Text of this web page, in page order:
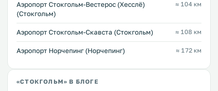
Аэропорт Стокгольм-Вестерос (Хесслё)
(Стокгольм)
≈ 104 км
Аэропорт Стокгольм-Скавста (Стокгольм) ≈ 108 км
Аэропорт Норчепинг (Норчепинг) ≈ 172 км
«СТОКГОЛЬМ» В БЛОГЕ